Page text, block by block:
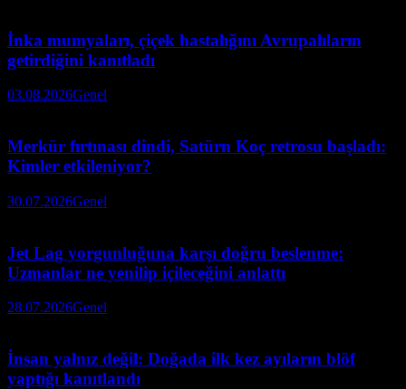
İnka mumyaları, çiçek hastalığını Avrupalıların
getirdiğini kanıtladı
03.08.2026Genel
Merkür fırtınası dindi, Satürn Koç retrosu başladı:
Kimler etkileniyor?
30.07.2026Genel
Jet Lag yorgunluğuna karşı doğru beslenme:
Uzmanlar ne yenilip içileceğini anlattı
28.07.2026Genel
İnsan yalnız değil: Doğada ilk kez ayıların blöf
yaptığı kanıtlandı